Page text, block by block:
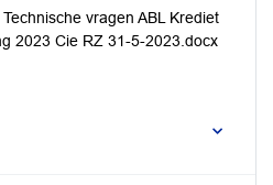
vragen ABL Krediet
2023 Cie RZ 31-5-2023.docx